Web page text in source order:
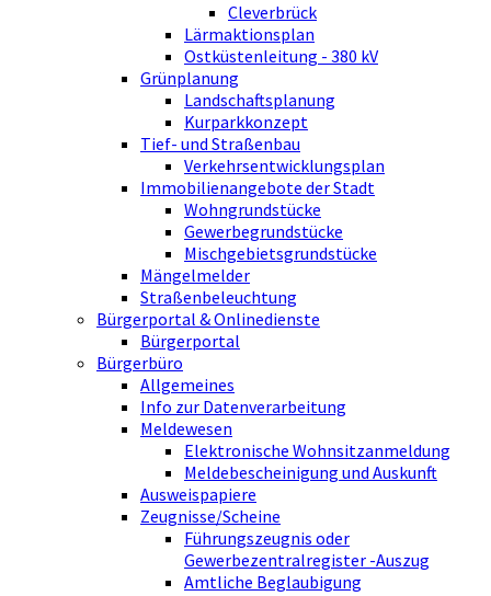
Cleverbrück
Lärmaktionsplan
Ostküstenleitung - 380 kV
Grünplanung
Landschaftsplanung
Kurparkkonzept
Tief- und Straßenbau
Verkehrsentwicklungsplan
Immobilienangebote der Stadt
Wohngrundstücke
Gewerbegrundstücke
Mischgebietsgrundstücke
Mängelmelder
Straßenbeleuchtung
Bürgerportal & Onlinedienste
Bürgerportal
Bürgerbüro
Allgemeines
Info zur Datenverarbeitung
Meldewesen
Elektronische Wohnsitzanmeldung
Meldebescheinigung und Auskunft
Ausweispapiere
Zeugnisse/Scheine
Führungszeugnis oder
Gewerbezentralregister -Auszug
Amtliche Beglaubigung